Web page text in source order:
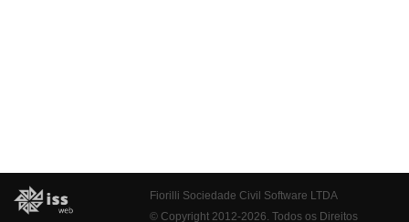
Fiorilli Sociedade Civil Software LTDA
© Copyright 2012-2026. Todos os Direitos